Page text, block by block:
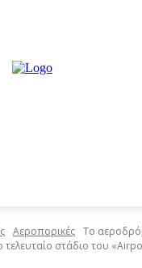
Αεροπορικές Το
τελευταίο στάδιο του